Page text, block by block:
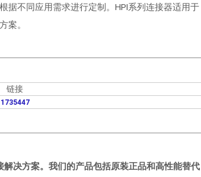
据不同应用需求进行定制。HPI系列连接器适用于
案。
链接
1735447
决方案。我们的产品包括原装正品和高性能替代